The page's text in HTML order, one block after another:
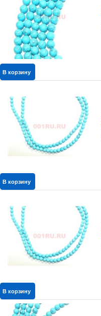
В корзину
В корзину
В корзину